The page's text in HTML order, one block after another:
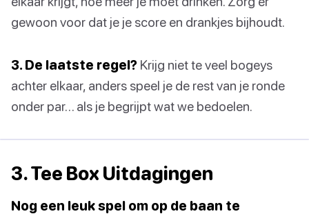
gewoon voor dat je je score en drankjes bijhoudt.
3. De laatste regel? Krijg niet te veel bogeys
achter elkaar, anders speel je de rest van je ronde
onder par… als je begrijpt wat we bedoelen.
3. Tee Box Uitdagingen
Nog een leuk spel om op de baan te